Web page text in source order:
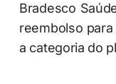
Bradesco
reembolso
a categoria do